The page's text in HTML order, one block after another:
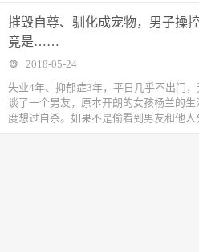
摧毁自尊、驯化成宠物，男子操
竟是……
2018-05-24
失业4年、抑郁症3年，平日几乎不出门
谈了一个男友，原本开朗的女孩杨兰的
度想过自杀。如果不是偷看到男友和他人